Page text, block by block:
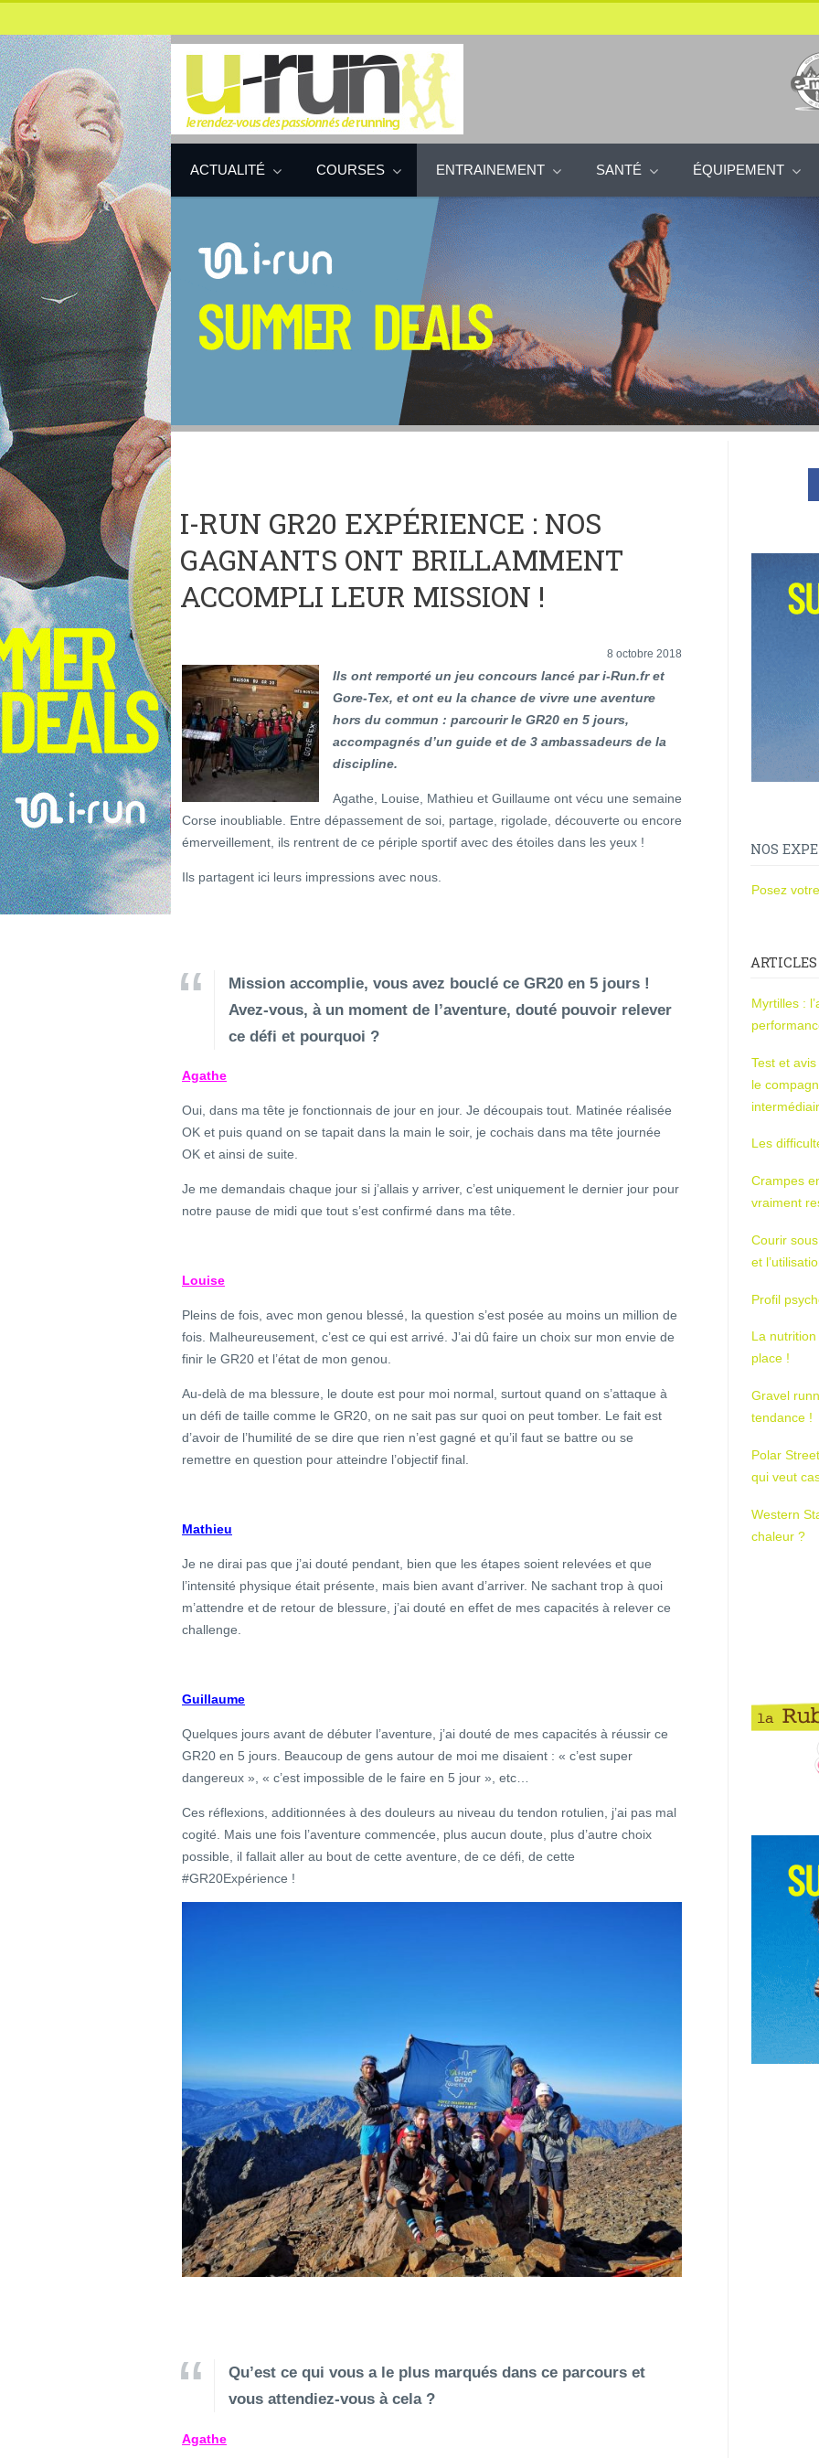
ACTUALITÉ COURSES ENTRAINEMENT SANTÉ ÉQUIPEMENT
I-RUN GR20 EXPÉRIENCE : NOS
GAGNANTS ONT BRILLAMMENT
ACCOMPLI LEUR MISSION !
8 octobre 2018
Ils ont remporté un jeu concours lancé par i-Run.fr et
Gore-Tex, et ont eu la chance de vivre une aventure
hors du commun : parcourir le GR20 en 5 jours,
accompagnés d’un guide et de 3 ambassadeurs de la
discipline.
Agathe, Louise, Mathieu et Guillaume ont vécu une semaine
Corse inoubliable. Entre dépassement de soi, partage, rigolade, découverte ou encore
émerveillement, ils rentrent de ce périple sportif avec des étoiles dans les yeux !
Ils partagent ici leurs impressions avec nous.
Mission accomplie, vous avez bouclé ce GR20 en 5 jours !
Avez-vous, à un moment de l’aventure, douté pouvoir relever
ce défi et pourquoi ?
Agathe
Oui, dans ma tête je fonctionnais de jour en jour. Je découpais tout. Matinée réalisée
OK et puis quand on se tapait dans la main le soir, je cochais dans ma tête journée
OK et ainsi de suite.
Je me demandais chaque jour si j’allais y arriver, c’est uniquement le dernier jour pour
notre pause de midi que tout s’est confirmé dans ma tête.
Louise
Pleins de fois, avec mon genou blessé, la question s’est posée au moins un million de
fois. Malheureusement, c’est ce qui est arrivé. J’ai dû faire un choix sur mon envie de
finir le GR20 et l’état de mon genou.
Au-delà de ma blessure, le doute est pour moi normal, surtout quand on s’attaque à
un défi de taille comme le GR20, on ne sait pas sur quoi on peut tomber. Le fait est
d’avoir de l’humilité de se dire que rien n’est gagné et qu’il faut se battre ou se
remettre en question pour atteindre l’objectif final.
Mathieu
Je ne dirai pas que j’ai douté pendant, bien que les étapes soient relevées et que
l’intensité physique était présente, mais bien avant d’arriver. Ne sachant trop à quoi
m’attendre et de retour de blessure, j’ai douté en effet de mes capacités à relever ce
challenge.
Guillaume
Quelques jours avant de débuter l’aventure, j’ai douté de mes capacités à réussir ce
GR20 en 5 jours. Beaucoup de gens autour de moi me disaient : « c’est super
dangereux », « c’est impossible de le faire en 5 jour », etc…
Ces réflexions, additionnées à des douleurs au niveau du tendon rotulien, j’ai pas mal
cogité. Mais une fois l’aventure commencée, plus aucun doute, plus d’autre choix
possible, il fallait aller au bout de cette aventure, de ce défi, de cette
#GR20Expérience !
Qu’est ce qui vous a le plus marqués dans ce parcours et
vous attendiez-vous à cela ?
Agathe
NOS
Posez
Myrtilles :
Test et
le
Les
Crampes
vraiment
Courir
et
Profil
La
place !
Gravel
tendance !
Polar
qui veut
Western
chaleur ?